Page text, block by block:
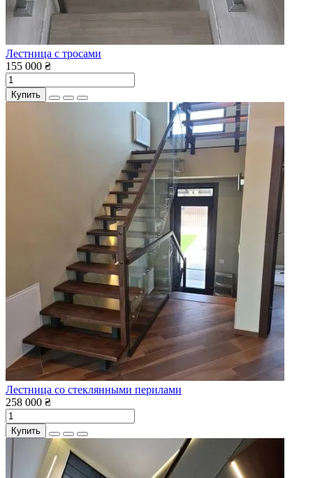
Лестница с тросами
155 000 ₴
Купить
Лестница со стеклянными перилами
258 000 ₴
Купить